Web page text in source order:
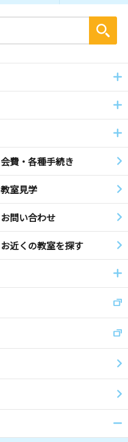
会費・各種手続き
教室見学
お問い合わせ
お近くの教室を探す